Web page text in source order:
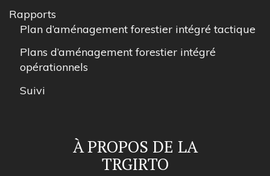
Rapports
Plan d’aménagement forestier intégré tactique
Plans d’aménagement forestier intégré
opérationnels
Suivi
À PROPOS DE LA
TRGIRTO